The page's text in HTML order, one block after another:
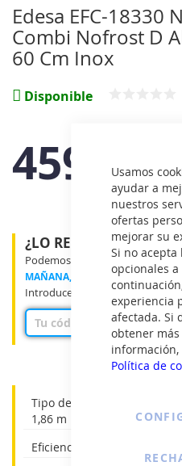
Usamos
ayudar a
nuestros
ofertas
mejorar su
Si no acepta
opcionales a
experiencia
afectada. Si
obtener más
información,
Política de
Edesa EFC-18330
Combi Nofrost D
60 Cm Inox
Disponible
459€
¿LO RECIBIRÉ
Podemos entregar tu producto
MAÑANA, MEDIO DÍA o TARDE
Introduce tu código postal para
Tipo de dispositivo:
1,86 m
Eficiencia energética: D
de
la
galería
de